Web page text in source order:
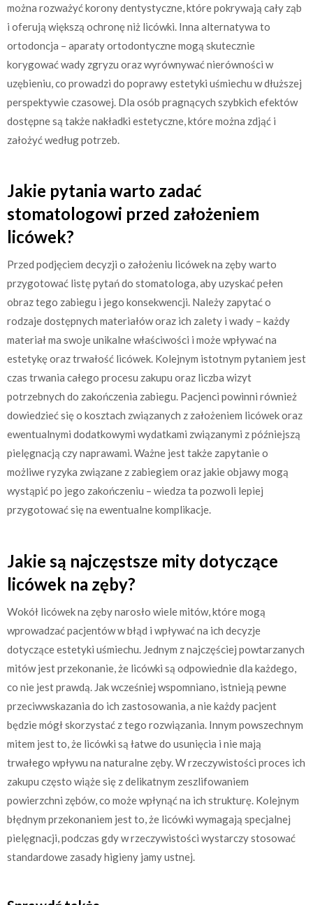
można rozważyć korony dentystyczne, które pokrywają cały ząb
i oferują większą ochronę niż licówki. Inna alternatywa to
ortodoncja – aparaty ortodontyczne mogą skutecznie
korygować wady zgryzu oraz wyrównywać nierówności w
uzębieniu, co prowadzi do poprawy estetyki uśmiechu w dłuższej
perspektywie czasowej. Dla osób pragnących szybkich efektów
dostępne są także nakładki estetyczne, które można zdjąć i
założyć według potrzeb.
Jakie pytania warto zadać
stomatologowi przed założeniem
licówek?
Przed podjęciem decyzji o założeniu licówek na zęby warto
przygotować listę pytań do stomatologa, aby uzyskać pełen
obraz tego zabiegu i jego konsekwencji. Należy zapytać o
rodzaje dostępnych materiałów oraz ich zalety i wady – każdy
materiał ma swoje unikalne właściwości i może wpływać na
estetykę oraz trwałość licówek. Kolejnym istotnym pytaniem jest
czas trwania całego procesu zakupu oraz liczba wizyt
potrzebnych do zakończenia zabiegu. Pacjenci powinni również
dowiedzieć się o kosztach związanych z założeniem licówek oraz
ewentualnymi dodatkowymi wydatkami związanymi z późniejszą
pielęgnacją czy naprawami. Ważne jest także zapytanie o
możliwe ryzyka związane z zabiegiem oraz jakie objawy mogą
wystąpić po jego zakończeniu – wiedza ta pozwoli lepiej
przygotować się na ewentualne komplikacje.
Jakie są najczęstsze mity dotyczące
licówek na zęby?
Wokół licówek na zęby narosło wiele mitów, które mogą
wprowadzać pacjentów w błąd i wpływać na ich decyzje
dotyczące estetyki uśmiechu. Jednym z najczęściej powtarzanych
mitów jest przekonanie, że licówki są odpowiednie dla każdego,
co nie jest prawdą. Jak wcześniej wspomniano, istnieją pewne
przeciwwskazania do ich zastosowania, a nie każdy pacjent
będzie mógł skorzystać z tego rozwiązania. Innym powszechnym
mitem jest to, że licówki są łatwe do usunięcia i nie mają
trwałego wpływu na naturalne zęby. W rzeczywistości proces ich
zakupu często wiąże się z delikatnym zeszlifowaniem
powierzchni zębów, co może wpłynąć na ich strukturę. Kolejnym
błędnym przekonaniem jest to, że licówki wymagają specjalnej
pielęgnacji, podczas gdy w rzeczywistości wystarczy stosować
standardowe zasady higieny jamy ustnej.